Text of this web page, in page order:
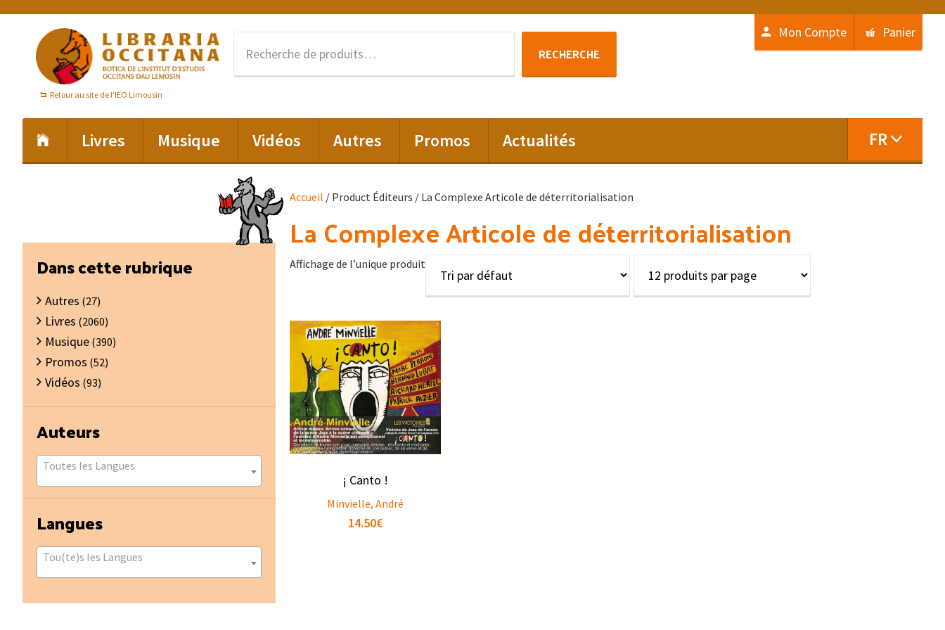
navigation
principale
contenu
principal
Retour au site de l'IEO Limousin
RECHERCHE
Mon Compte Panier
Livres Musique Vidéos Autres Promos Actualités FR
Accueil / Product Éditeurs / La Complexe Articole de déterritorialisation
La Complexe Articole de déterritorialisation
Affichage de l’unique produit
¡ Canto !
Minvielle, André
14.50€
Barre
latérale
principale
Dans cette rubrique
Autres (27)
Livres (2060)
Musique (390)
Promos (52)
Vidéos (93)
Auteurs
Toutes les Langues
Langues
Tou(te)s les Langues